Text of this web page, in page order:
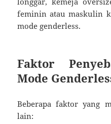
feminin atau maskulin
mode genderless.
Faktor
Mode
Beberapa faktor yang
lain: